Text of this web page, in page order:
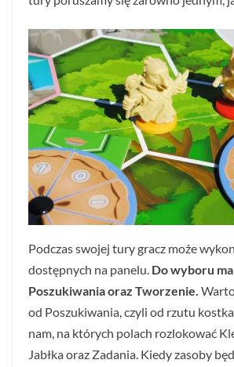
Podczas swojej tury gracz może
dostępnych na panelu. Do wyboru
Poszukiwania oraz Tworzenie.
od Poszukiwania, czyli od rzutu
nam, na których polach rozlokować
Jabłka oraz Zadania. Kiedy zasoby